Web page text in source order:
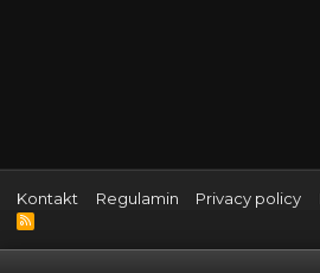
Kontakt Regulamin Privacy policy
R
S
S